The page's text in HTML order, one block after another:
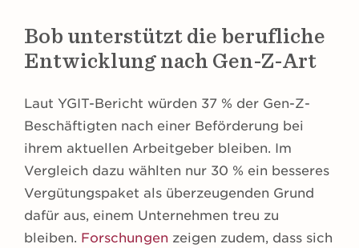
Bob unterstützt die berufliche
Entwicklung nach Gen-Z-Art
Laut YGIT-Bericht würden 37 % der Gen-Z-
Beschäftigten nach einer Beförderung bei
ihrem aktuellen Arbeitgeber bleiben. Im
Vergleich dazu wählten nur 30 % ein besseres
Vergütungspaket als überzeugenden Grund
dafür aus, einem Unternehmen treu zu
bleiben. Forschungen zeigen zudem, dass sich